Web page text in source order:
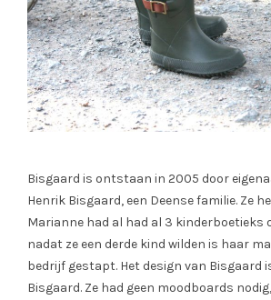
Bisgaard is ontstaan in 2005 door
Henrik Bisgaard, een Deense familie. Ze
Marianne had al had al 3 kinderboetieks
nadat ze een derde kind wilden is haar
bedrijf gestapt. Het design van Bisgaard
Bisgaard. Ze had geen moodboards